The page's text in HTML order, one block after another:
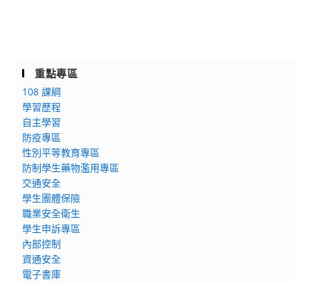
重點專區
108 課綱
學習歷程
自主學習
防疫專區
性別平等教育專區
防制學生藥物濫用專區
交通安全
學生團體保險
職業安全衛生
學生申訴專區
內部控制
資通安全
電子書庫